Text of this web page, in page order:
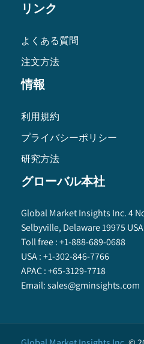
リンク
よくある質問
注文方法
情報
利用規約
プライバシーポリシー
研究方法
グローバル本社
Global Market Insights Inc. 4
Selbyville, Delaware 19975 USA
Toll free :+1-888-689-0688
USA :+1-302-846-7766
APAC :+65-3129-7718
Email:sales@gminsights.com